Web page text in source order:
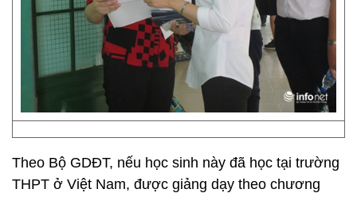
Theo Bộ GDĐT, nếu học sinh này đã học tại trường
THPT ở Việt Nam, được giảng dạy theo chương